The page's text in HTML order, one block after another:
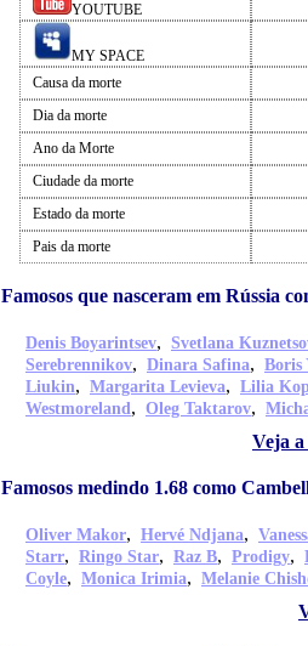
YOUTUBE
MY SPACE
Causa da morte
Dia da morte
Ano da Morte
Ciudade da morte
Estado da morte
Pais da morte
Famosos que nasceram em Rússia
Denis Boyarintsev, Svetlana
Serebrennikov, Dinara Safina, Boris
Liukin, Margarita Levieva, Lilia
Westmoreland, Oleg Taktarov,
Veja a
Famosos medindo 1.68 como
Oliver Makor, Hervé Ndjana,
Starr, Ringo Star, Raz B, Prodigy,
Coyle, Monica Irimia, Melanie